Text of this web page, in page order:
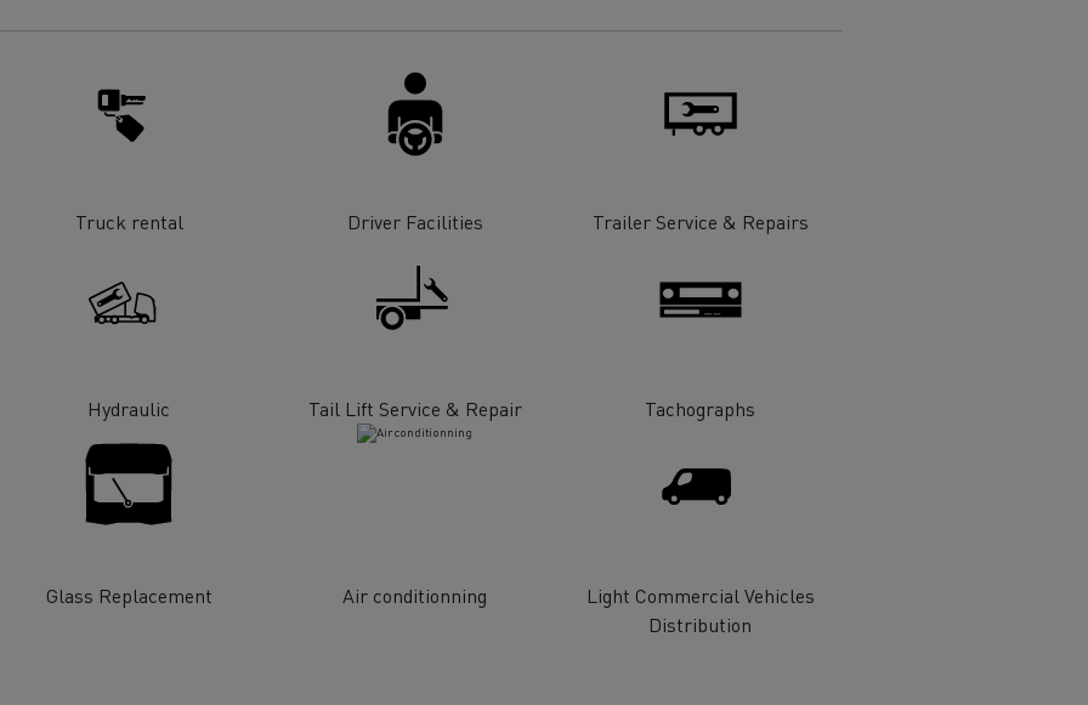
D Wide
T-Selection T 01 Racing
a revolução do camião
Instalação e manutenção de infra-
estruturas de carregamento para
os seus camiões eléctricos
Truck rental Driver Facilities Trailer Service & Repairs
Hydraulic Tail Lift Service & Repair Tachographs
Glass Replacement Air conditionning
Light Commercial Vehicles
Distribution